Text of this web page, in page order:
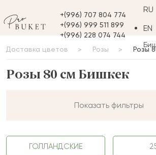
+(996) 707 804 774
+(996) 999 511 899
+(996) 228 074 744
RU
EN
Доставка цветов Розы Розы
Розы 80 см Бишкек
Показать фильтры
ГОЛЛАНДСКИЕ